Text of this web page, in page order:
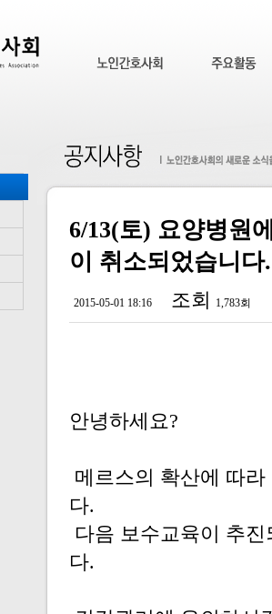
6/13(토) 요양병원
이 취소되었습니다.
2015-05-01 18:16 조회 1,783회
안녕하세요?
메르스의 확산에 따
다.
다음 보수교육이 추
다.